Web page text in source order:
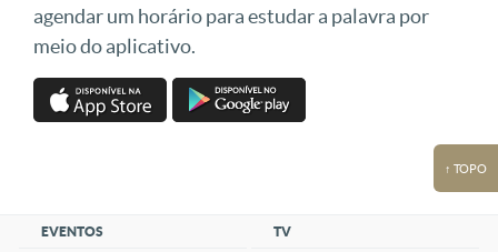
agendar um horário para estudar a palavra por
meio do aplicativo.
↑ TOPO
EVENTOS TV